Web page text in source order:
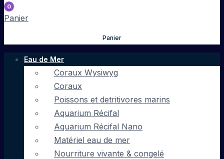
0
Panier
Panier
Eau de Mer
Coraux Wysiwyg
Coraux
Poissons et detritivores marins
Aquarium Récifal
Aquarium Récifal Nano
Matériel eau de mer
Nourriture vivante & congelé